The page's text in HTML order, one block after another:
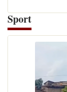
Sport